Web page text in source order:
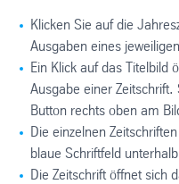
Klicken Sie auf die
Ausgaben eines
Ein Klick auf das Titelbild
Ausgabe einer
Button rechts oben am
Die einzelnen
blaue Schriftfeld
Die Zeitschrift öffnet sich